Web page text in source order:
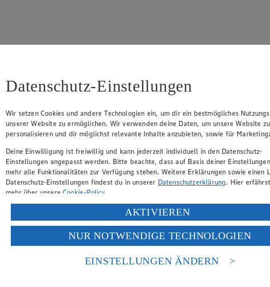
Datenschutz-Einstellungen
Wir setzen Cookies und andere Technologien ein, um dir ein bestmögliches
unserer Website zu ermöglichen. Wir verwenden deine Daten, um unsere Website zu
personalisieren und dir möglichst relevante Inhalte anzubieten, sowie für
Deine Einwilligung ist freiwillig und kann jederzeit individuell in den Datenschutz-
Einstellungen angepasst werden. Bitte beachte, dass auf Basis deiner
mehr alle Funktionalitäten zur Verfügung stehen. Weitere Erklärungen sowie einen
Datenschutz-Einstellungen findest du in unserer Datenschutzerklärung. Hier
mehr über unsereCookie-Policy.
Verarbeitung deiner personenbezogenen Daten in den USA durch Facebook und
Wenn du auf „Aktivieren“ klickst, willigst du im Sinne des Art. 49 Abs. 1 Satz 1 lit.
ein, dass deine Daten in den USA verarbeitet werden. Der EuGH sieht die USA als
einem nach europäischen Standards nicht angemessenen Datenschutzniveau an. Es
Risiko eines Zugriffs durch US-amerikanische Behörden.
AKTIVIEREN
NUR NOTWENDIGE TECHNOLOGIEN
EINSTELLUNGEN ÄNDERN